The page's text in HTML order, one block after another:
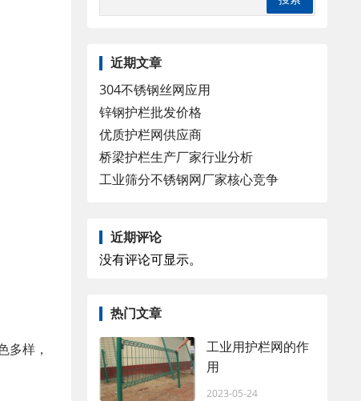
多样，
近期文章
304不锈钢丝网应用
锌钢护栏批发价格
优质护栏网供应商
桥梁护栏生产厂家行业分析
工业筛分不锈钢网厂家核心竞争
近期评论
没有评论可显示。
热门文章
工业用护栏网的作
用
2023-05-24